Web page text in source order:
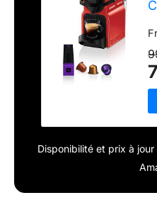
Disponibilité et prix à